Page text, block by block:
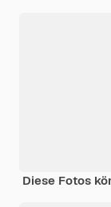
Diese Fotos